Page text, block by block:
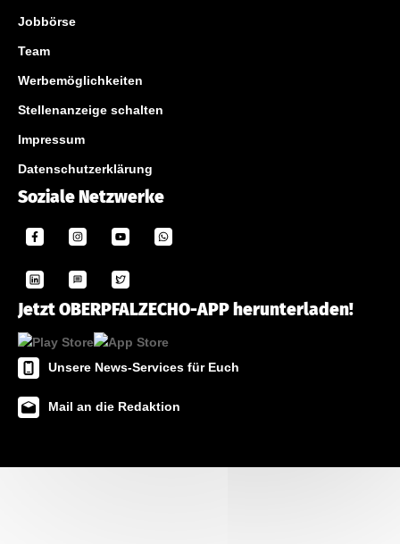
Jobbörse
Team
Werbemöglichkeiten
Stellenanzeige schalten
Impressum
Datenschutzerklärung
Soziale Netzwerke
Jetzt OBERPFALZECHO-APP herunterladen!
Unsere News-Services für Euch
Mail an die Redaktion